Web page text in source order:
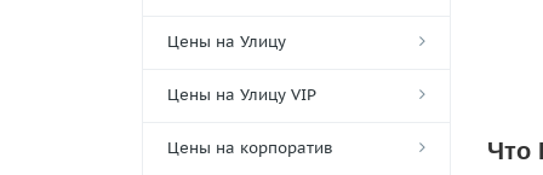
Цены на Улицу
Цены на Улицу VIP
Цены на корпоратив Что